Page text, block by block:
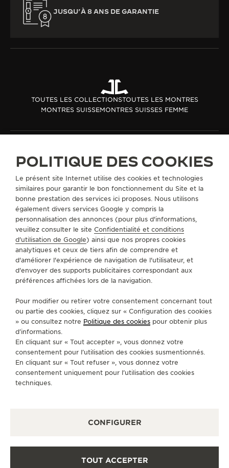
JUSQU’À 8 ANS DE GARANTIE
TOUTES LES COLLECTIONSTOUTES LES MONTRES
MONTRES SUISSEMONTRES SUISSES FEMME
SUIVEZ-NOUS
ACCÉDER À LA PAGE INSTAGRAM DE
ACCÉDER À LA PAGE LINKEDIN DE
ALLER SUR LA PAGE JAEGER-
ACCÉDER À LA PAGE
ALLER SUR LA PAGE
ALLER SUR LA
S'INSCRIRE À LA NEWSLETTER
SERVICES
CONTACT
PRESSE
POLITIQUE DE CONFIDENTIALITÉ
CONDITIONS GÉNÉRALES D'UTILISATION
CONDITIONS GÉNÉRALES DE VENTE
POLITIQUE EN MATIÈRE DE COOKIES
FICHE RELATIVE AUX QUALITÉS ET CARACTÉRISTIQUES
FORMULAIRE DE RÉTRACTATION
COPYRIGHT JAEGER-LECOULTRE 2026
POLITIQUE DES COOKIES
Le présent site Internet utilise des cookies et technologies
similaires pour garantir le bon fonctionnement du Site et la
bonne prestation des services ici proposes. Nous utilisons
également divers services Google y compris la
personnalisation des annonces (pour plus d'informations,
veuillez consulter le site Confidentialité et conditions
d'utilisation de Google) ainsi que nos propres cookies
analytiques et ceux de tiers afin de comprendre et
d'améliorer l'expérience de navigation de l'utilisateur, et
d'envoyer des supports publicitaires correspondant aux
préférences affichées lors de la navigation.
Pour modifier ou retirer votre consentement concernant tout
ou partie des cookies, cliquez sur « Configuration des cookies
» ou consultez notre Politique des cookies pour obtenir plus
d’informations.
En cliquant sur « Tout accepter », vous donnez votre
consentement pour l’utilisation des cookies susmentionnés.
En cliquant sur « Tout refuser », vous donnez votre
consentement uniquement pour l’utilisation des cookies
techniques.
CONFIGURER
TOUT ACCEPTER